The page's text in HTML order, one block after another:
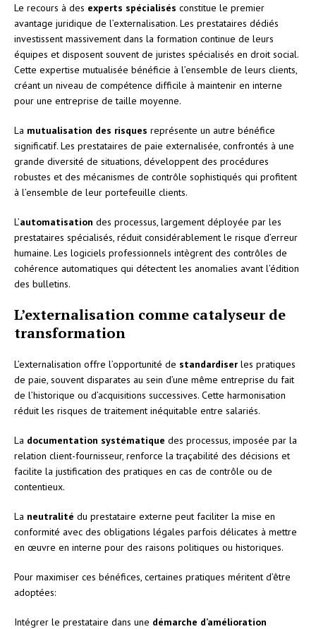
Le recours à des experts spécialisés constitue le premier
avantage juridique de l’externalisation. Les prestataires dédiés
investissent massivement dans la formation continue de leurs
équipes et disposent souvent de juristes spécialisés en droit social.
Cette expertise mutualisée bénéficie à l’ensemble de leurs clients,
créant un niveau de compétence difficile à maintenir en interne
pour une entreprise de taille moyenne.
La mutualisation des risques représente un autre bénéfice
significatif. Les prestataires de paie externalisée, confrontés à une
grande diversité de situations, développent des procédures
robustes et des mécanismes de contrôle sophistiqués qui profitent
à l’ensemble de leur portefeuille clients.
L’automatisation des processus, largement déployée par les
prestataires spécialisés, réduit considérablement le risque d’erreur
humaine. Les logiciels professionnels intègrent des contrôles de
cohérence automatiques qui détectent les anomalies avant l’édition
des bulletins.
L’externalisation comme catalyseur de
transformation
L’externalisation offre l’opportunité de standardiser les pratiques
de paie, souvent disparates au sein d’une même entreprise du fait
de l’historique ou d’acquisitions successives. Cette harmonisation
réduit les risques de traitement inéquitable entre salariés.
La documentation systématique des processus, imposée par la
relation client-fournisseur, renforce la traçabilité des décisions et
facilite la justification des pratiques en cas de contrôle ou de
contentieux.
La neutralité du prestataire externe peut faciliter la mise en
conformité avec des obligations légales parfois délicates à mettre
en œuvre en interne pour des raisons politiques ou historiques.
Pour maximiser ces bénéfices, certaines pratiques méritent d’être
adoptées:
Intégrer le prestataire dans une démarche d’amélioration